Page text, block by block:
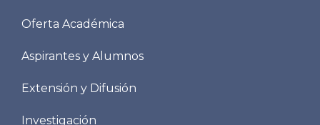
Oferta Académica
Aspirantes y Alumnos
Extensión y Difusión
Investigación